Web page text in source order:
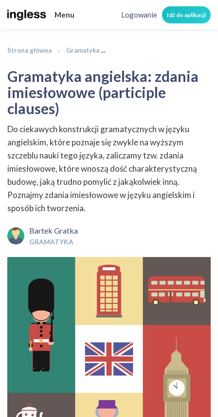
Menu Logowanie Idź do aplikacji
Strona główna Gramatyka
Gramatyka angielska: zdania
imiesłowowe (participle
clauses)
Do ciekawych konstrukcji gramatycznych w języku
angielskim, które poznaje się zwykle na wyższym
szczeblu nauki tego języka, zaliczamy tzw. zdania
imiesłowowe, które wnoszą dość charakterystyczną
budowę, jaką trudno pomylić z jakąkolwiek inną.
Poznajmy zdania imiesłowowe w języku angielskim i
sposób ich tworzenia.
Bartek Gratka
GRAMATYKA